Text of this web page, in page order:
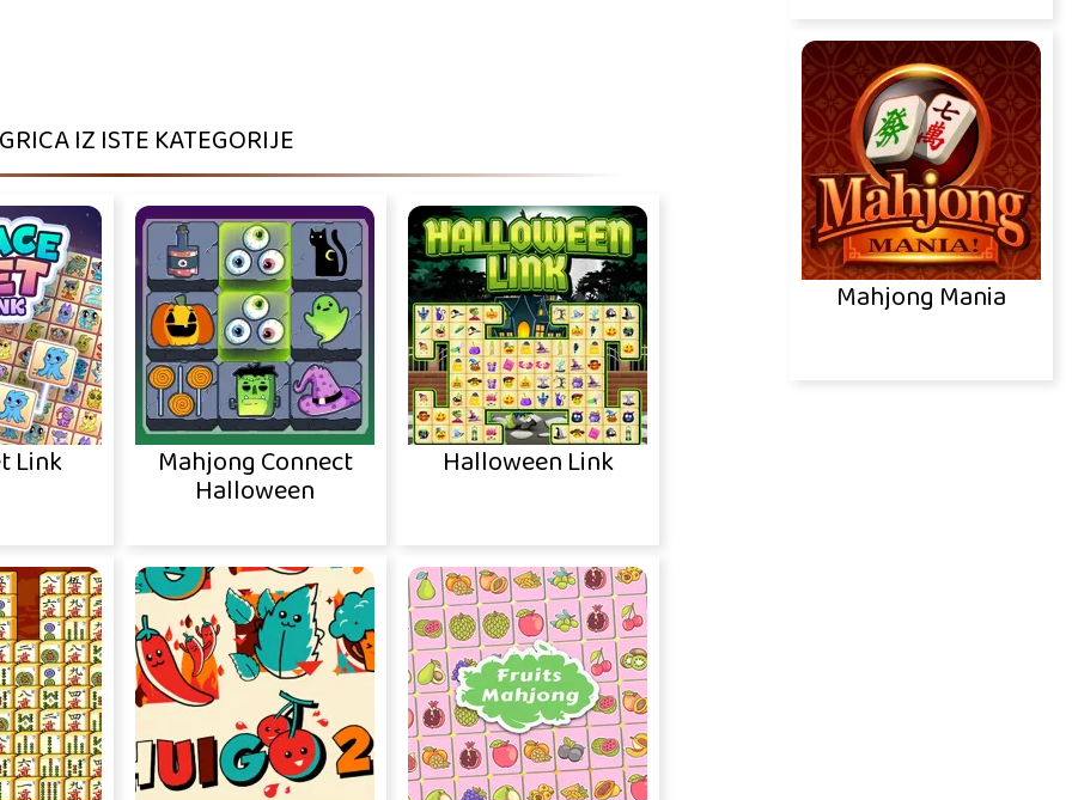
IZ ISTE KATEGORIJE
Link Mahjong Connect
Halloween
Halloween Link
Mahjong Mania